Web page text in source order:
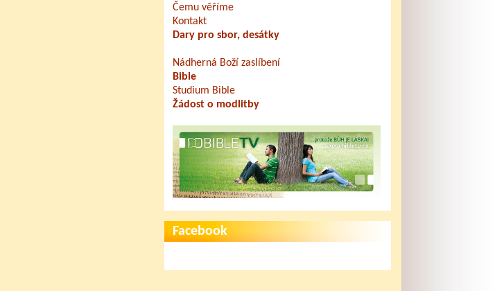
Čemu věříme
Kontakt
Dary pro sbor, desátky
Nádherná Boží zaslíbení
Bible
Studium Bible
Žádost o modlitby
Facebook